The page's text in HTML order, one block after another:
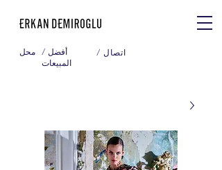
محل / أفضل
المبيعات
/ اتصال